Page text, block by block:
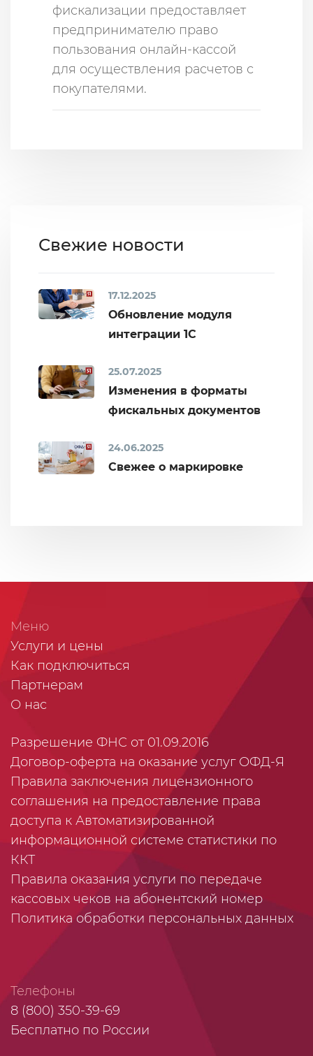
фискализации предоставляет
предпринимателю право
пользования онлайн-кассой
для осуществления расчетов с
покупателями.
Свежие новости
17.12.2025
Обновление модуля
интеграции 1С
25.07.2025
Изменения в форматы
фискальных документов
24.06.2025
Свежее о маркировке
Меню
Услуги и цены
Как подключиться
Партнерам
О нас
Разрешение ФНС от 01.09.2016
Договор-оферта на оказание услуг ОФД-Я
Правила заключения лицензионного
соглашения на предоставление права
доступа к Автоматизированной
информационной системе статистики по
ККТ
Правила оказания услуги по передаче
кассовых чеков на абонентский номер
Политика обработки персональных данных
Телефоны
8 (800) 350-39-69
Бесплатно по России